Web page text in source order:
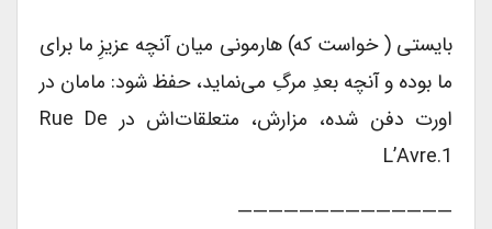
بایستی ( خواست که) هارمونی میان آنچه عزیزِ ما برای
ما بوده و آنچه بعدِ مرگِ می‌نماید، حفظ شود: مامان در
اورت دفن شده، مزارش، متعلقات‌اش در Rue De
L’Avre.1
——————————————